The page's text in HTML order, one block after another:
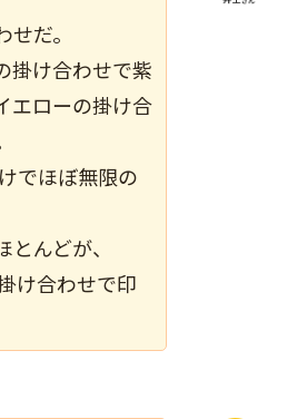
だ。
掛け合わせで紫
エローの掛け合
でほぼ無限の
んどが、
け合わせで印